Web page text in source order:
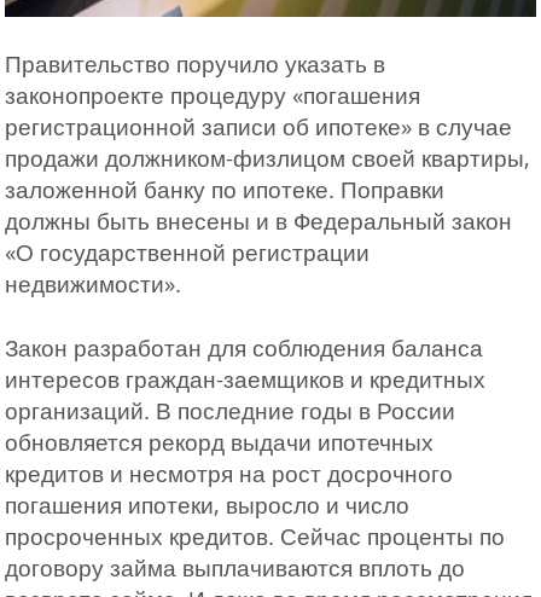
Правительство поручило указать в
законопроекте процедуру «погашения
регистрационной записи об ипотеке» в случае
продажи должником-физлицом своей квартиры,
заложенной банку по ипотеке. Поправки
должны быть внесены и в Федеральный закон
«О государственной регистрации
недвижимости».
Закон разработан для соблюдения баланса
интересов граждан-заемщиков и кредитных
организаций. В последние годы в России
обновляется рекорд выдачи ипотечных
кредитов и несмотря на рост досрочного
погашения ипотеки, выросло и число
просроченных кредитов. Сейчас проценты по
договору займа выплачиваются вплоть до